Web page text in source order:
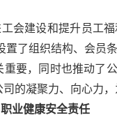
会建设和提升员工
置了组织结构、会员
重要，同时也推动了
的凝聚力、向心力
业健康安全责任